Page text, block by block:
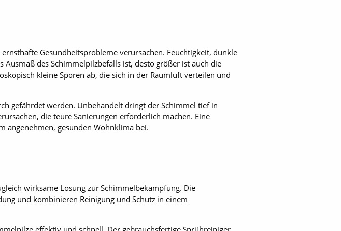
Gesundheitsprobleme verursachen. Feuchtigkeit, dunkle
Ausmaß des Schimmelpilzbefalls ist, desto größer ist auch die
kleine Sporen ab, die sich in der Raumluft verteilen und
gefährdet werden. Unbehandelt dringt der Schimmel tief in
die teure Sanierungen erforderlich machen. Eine
angenehmen, gesunden Wohnklima bei.
wirksame Lösung zur Schimmelbekämpfung. Die
und kombinieren Reinigung und Schutz in einem